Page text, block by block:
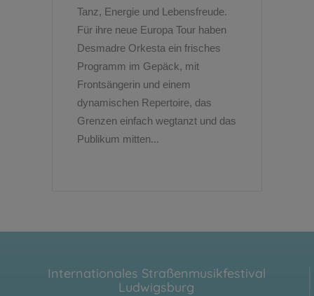
Tanz, Energie und Lebensfreude.
Für ihre neue Europa Tour haben
Desmadre Orkesta ein frisches
Programm im Gepäck, mit
Frontsängerin und einem
dynamischen Repertoire, das
Grenzen einfach wegtanzt und das
Publikum mitten...
Internationales Straßenmusikfestival
Ludwigsburg